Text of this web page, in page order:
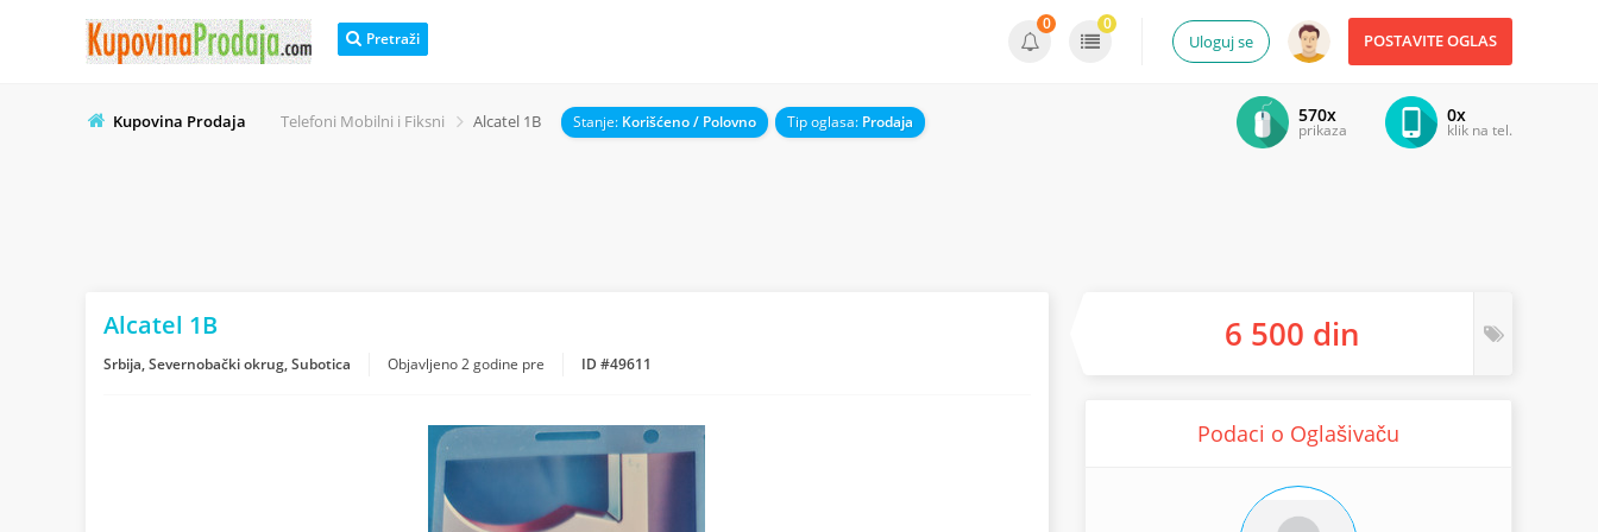
Pretraži POSTAVITE OGLAS
Uloguj se
0 0
Kupovina Prodaja Telefoni Mobilni i Fiksni Alcatel 1B Stanje: Korišćeno / Polovno Tip oglasa: Prodaja 0x
klik na tel.
570x
prikaza
Alcatel 1B
Srbija, Severnobački okrug, Subotica Objavljeno2 godine pre ID #49611
6 500 din
Podaci o Oglašivaču